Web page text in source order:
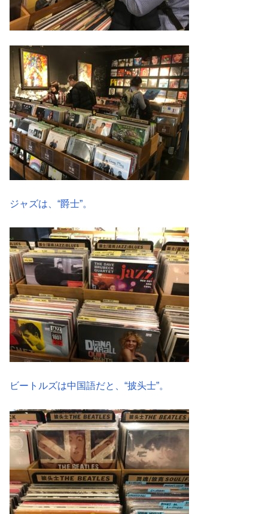
ジャズは、“爵士”。
ビートルズは中国語だと、“披头士”。